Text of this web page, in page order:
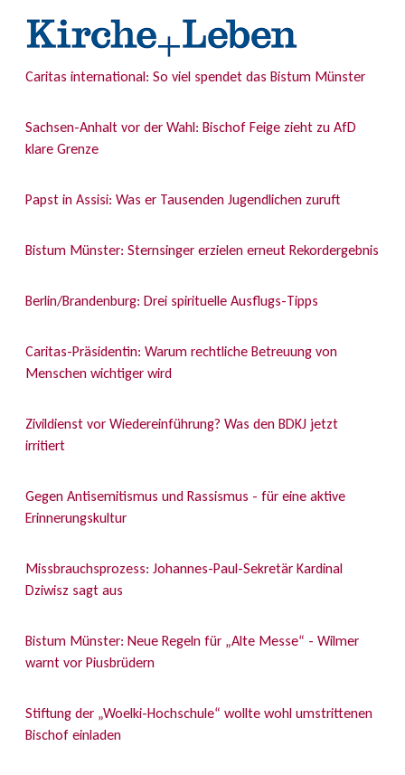
Caritas international: So viel spendet das Bistum Münster
Sachsen-Anhalt vor der Wahl: Bischof Feige zieht zu AfD
klare Grenze
Papst in Assisi: Was er Tausenden Jugendlichen zuruft
Bistum Münster: Sternsinger erzielen erneut Rekordergebnis
Berlin/Brandenburg: Drei spirituelle Ausflugs-Tipps
Caritas-Präsidentin: Warum rechtliche Betreuung von
Menschen wichtiger wird
Zivildienst vor Wiedereinführung? Was den BDKJ jetzt
irritiert
Gegen Antisemitismus und Rassismus - für eine aktive
Erinnerungskultur
Missbrauchsprozess: Johannes-Paul-Sekretär Kardinal
Dziwisz sagt aus
Bistum Münster: Neue Regeln für „Alte Messe“ - Wilmer
warnt vor Piusbrüdern
Stiftung der „Woelki-Hochschule“ wollte wohl umstrittenen
Bischof einladen